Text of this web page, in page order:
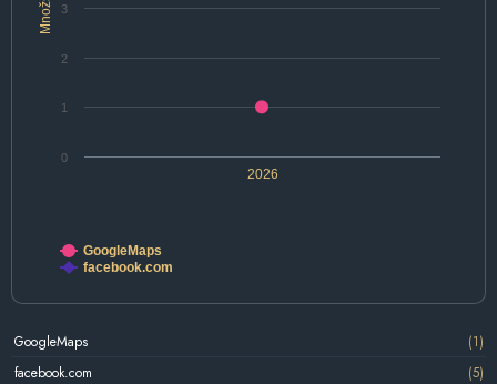
2026
0
1
2
3
GoogleMaps
facebook.com
GoogleMaps
(1)
facebook.com
(5)